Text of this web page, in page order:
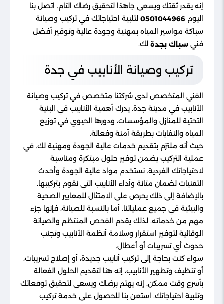
إنه يقدر ثقتك ويسعى جاهدًا لتحقيق رضاك التام. اتصل بنا
اليوم 0501044966 لتلبية احتياجاتك في تركيب وصيانة
سباكة مواسير المياه بمهنية وجودة عالية وتوفير أفضل
فني سباك بجدة لك.
تركيب وصيانة الأنابيب في جدة
الفني المتخصص لدى شركتنا متخصص في تركيب وصيانة
الأنابيب في مدينة جدة. يدرك أهمية الأنابيب في البنية
التحتية للمنازل والمؤسسات، ودورها الحيوي في توزيع
المياه والنفايات بطريقة آمنة وفعالة.
حيث أنه ملتزم بتقديم خدمات عالية الجودة ومهنية لك. في
عملية التركيب يضمن توفير حلول مبتكرة ومناسبة
لاحتياجاتك الفردية. نستخدم مواد عالية الجودة وأحدث
التقنيات لضمان متانة وأداء الأنابيب التي نقوم بتركيبها.
بالإضافة إلى ذلك يحرص على الامتثال للمعايير الصحية
والبيئية في جميع عملياتنا. أما بالنسبة للصيانة، فإنها جزء
مهم من خدماته. لذلك يقدم الفحص المنتظم والصيانة
الوقائية لتوفير استقرار وسلامة أنظمة الأنابيب وتجنب
حدوث أي تسريبات أو أعطال.
سواء كنت بحاجة إلى تركيب أنابيب جديدة، أو إصلاح تسريبات،
أو تنظيف وتطهير الأنابيب، إنه هنا لتقديم الحلول الفعالة
بأسرع وقت ممكن. إنه يهتم برضاك ويسعى لتحقيق توقعاتك
وتلبية احتياجاتك. استعن بنا للحصول على خدمة تركيب